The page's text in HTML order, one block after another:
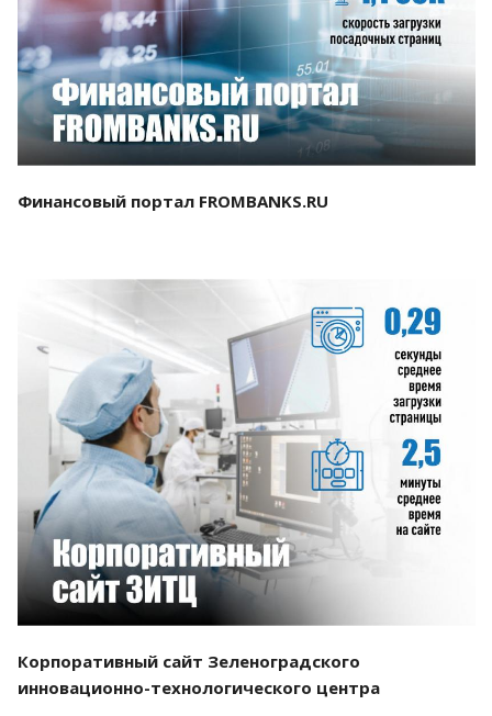
Смотреть проект
Финансовый портал FROMBANKS.RU
Смотреть проект
Корпоративный сайт Зеленоградского
инновационно-технологического центра